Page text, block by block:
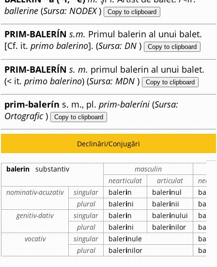
ballerine (Sursa: NODEX) Copy to clipboard
PRIM-BALERÍN s.m. Primul balerin al unui balet.
[Cf. it.primo balerino]. (Sursa: DN ) Copy to clipboard
PRIM-BALERÍN s. m. primul balerin al unui balet.
(< it.primo balerino) (Sursa: MDN ) Copy to clipboard
prim-balerín s. m., pl.prim-baleríni (Sursa:
Ortografic ) Copy to clipboard
Declinări/Conjugări
balerin substantiv
masculin
nearticulat
articulat
nominativ-acuzativ
singular balerin balerinul baler
plural
balerini balerinii baler
genitiv-dativ
singular balerin balerinului baler
plural
balerini balerinilor baler
vocativ
singular balerinule baler
plural
balerinilor baler